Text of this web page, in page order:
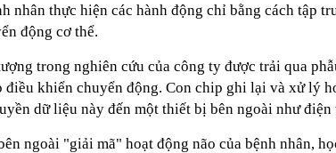
nhân thực hiện các hành động chỉ bằng cách tập
động cơ thể.
trong nghiên cứu của công ty được trải qua
điều khiển chuyển động. Con chip ghi lại và xử lý
dữ liệu này đến một thiết bị bên ngoài như
ngoài "giải mã" hoạt động não của bệnh nhân,